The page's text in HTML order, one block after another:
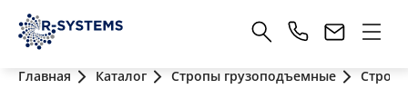
Главная Каталог Стропы грузоподъемные